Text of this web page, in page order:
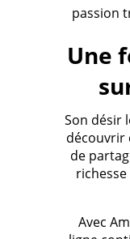
passion
Une
Son désir
découvrir
de
Avec